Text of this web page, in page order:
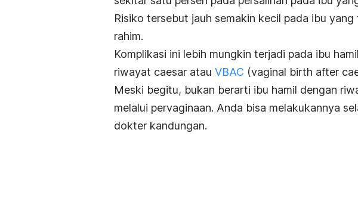
Risiko tersebut jauh semakin kecil pada ibu
rahim.
Komplikasi ini lebih mungkin terjadi pada ibu
riwayat caesar atau VBAC (vaginal birth after
Meski begitu, bukan berarti ibu hamil dengan
melalui pervaginaan. Anda bisa melakukannya
dokter kandungan.